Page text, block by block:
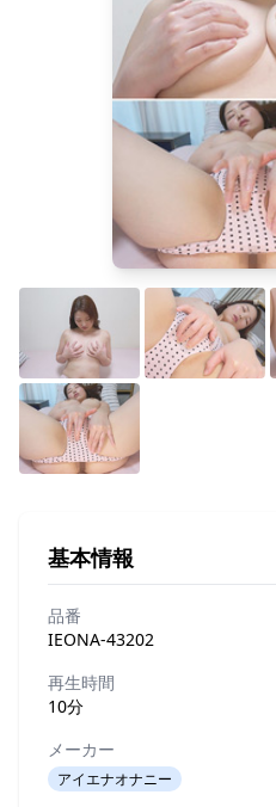
基本情報
品番
IEONA-43202
再生時間
10分
メーカー
アイエナオナニー